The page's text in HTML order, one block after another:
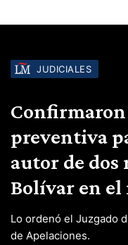
JUDICIALES
preventiva
autor de dos
Bolívar en el
Lo ordenó el Juzgado
de Apelaciones.